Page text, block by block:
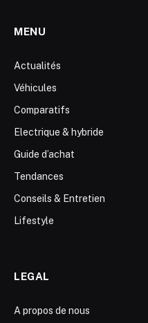
MENU
Actualités
Véhicules
Comparatifs
Electrique & hybride
Guide d’achat
Tendances
Conseils & Entretien
Lifestyle
LEGAL
A propos de nous